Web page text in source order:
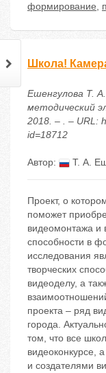
формирование,
Школа!
Ешенгулова Т.
методический
2018. – . – URL:
id=18712
Автор: Т. А.
Проект, о
поможет
видеомонтажа и
способности в
исследования
творческих
видеоделу, а
проекта – ряд
города.
том, что все
видеоконкурсе,
и создателями